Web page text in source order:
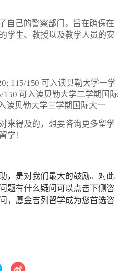
自己的警察部门，旨在确保在
学生、教授以及教学人员的安
115/150 可入读贝勒大学一学
150 可入读贝勒大学二学期国际
读贝勒大学三学期国际大一
来得及的，想要咨询更多留学
学！
，是对我们最大的鼓励。对此
题有什么疑问可以点击下侧咨
，愿金吉列留学成为您首选咨